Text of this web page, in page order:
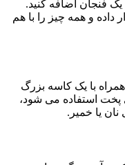
فنجان اضافه کنید.
و همه چیز را با هم
با یک کاسه بزرگ
پخت استفاده می شود،
یا خمیر.